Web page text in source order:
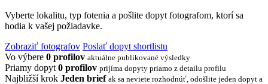
Vyberte lokalitu, typ fotenia a pošlite dopyt fotografom, ktorí sa
hodia k vašej požiadavke.
Zobraziť fotografov Poslať dopyt shortlistu
Vo výbere 0 profilov aktuálne publikované výsledky
Priamy dopyt 0 profilov prijíma dopyty priamo z detailu profilu
Najbližší krok Jeden brief ak sa neviete rozhodnúť, odošlite jeden dopyt a